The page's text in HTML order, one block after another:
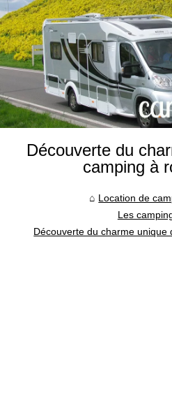
Découverte du
camping à
Location de
Les
Découverte du charme unique